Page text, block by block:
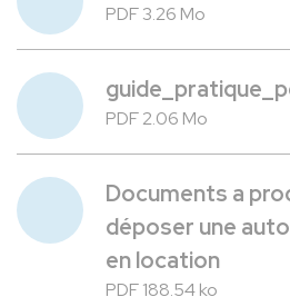
PDF 3.26 Mo
PDF 2.06 Mo
Documents a
déposer une
en location
PDF 188.54 ko